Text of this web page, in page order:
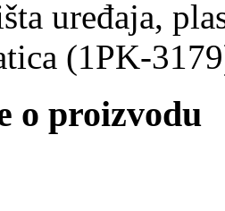
uređaja,
(1PK-
o proizvodu